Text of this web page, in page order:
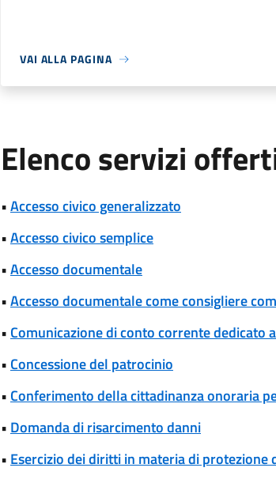
VAI ALLA PAGINA
Elenco servizi
•Accesso civico generalizzato
•Accesso civico semplice
•Accesso documentale
•Accesso documentale come consigliere
• Comunicazione di conto corrente dedicato
• Concessione del patrocinio
• Conferimento della cittadinanza onoraria
• Domanda di risarcimento danni
• Esercizio dei diritti in materia di protezione